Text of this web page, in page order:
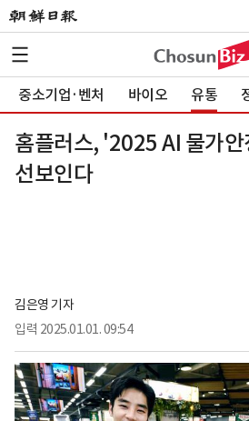
중소기업·벤처 바이오 유통
홈플러스, '2025 AI 물가
선보인다
김은영 기자
입력 2025.01.01. 09:54